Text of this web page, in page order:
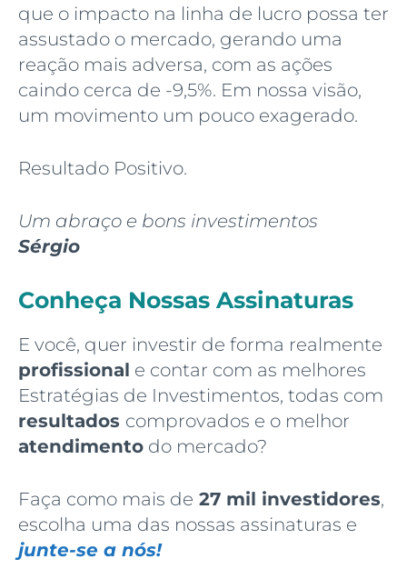
que o impacto na linha de lucro possa ter
assustado o mercado, gerando uma
reação mais adversa, com as ações
caindo cerca de -9,5%. Em nossa visão,
um movimento um pouco exagerado.
Resultado Positivo.
Um abraço e bons investimentos
Sérgio
Conheça Nossas Assinaturas
E você, quer investir de forma realmente
profissional e contar com as melhores
Estratégias de Investimentos, todas com
resultados comprovados e o melhor
atendimento do mercado?
Faça como mais de 27 mil investidores,
escolha uma das nossas assinaturas e
junte-se a nós!